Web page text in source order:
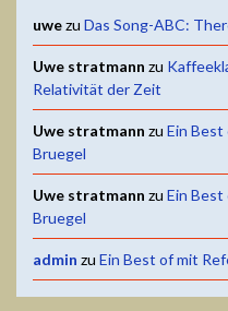
uwezu Das Song-ABC:
Uwe stratmann zu
Relativität der Zeit
Uwe stratmann zu Ein Best
Bruegel
Uwe stratmann zu Ein Best
Bruegel
admin zu Ein Best of mit